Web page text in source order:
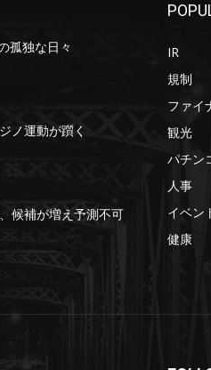
孤独な日々
ノ運動が躓く
候補が増え予測不可
IR
規制
ファイ
観光
パチン
人事
イベン
健康